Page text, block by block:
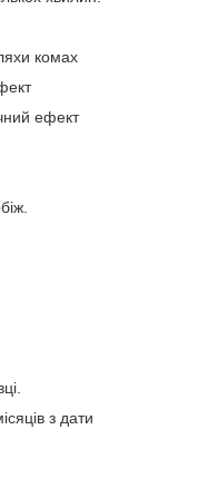
комах
ефект
з дати